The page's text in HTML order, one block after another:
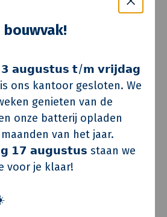
𝗮𝘂𝗴𝘂𝘀𝘁𝘂𝘀 𝘁/𝗺 𝘃𝗿𝗶𝗷𝗱𝗮𝗴
ons kantoor gesloten. We
genieten van de
onze batterij opladen
van het jaar.
𝟭𝟳 𝗮𝘂𝗴𝘂𝘀𝘁𝘂𝘀 staan we
voor je klaar!
PPE-t, ha a munka ezt
VCA oklevél kötelező
az éberséget befolyásoló
tilos
rendezett és tiszta
a nem biztonságos